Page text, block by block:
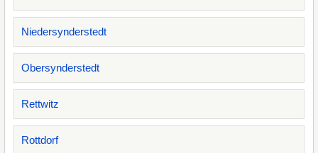
Niedersynderstedt
Obersynderstedt
Rettwitz
Rottdorf